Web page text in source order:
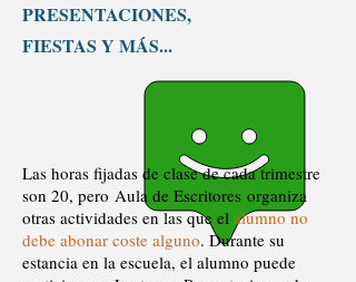
PRESENTACIONES,
FIESTAS Y MÁS...
Las horas fijadas de clase de cada trimestre
son 20, pero Aula de Escritores organiza
otras actividades en las que el alumno no
debe abonar coste alguno. Durante su
estancia en la escuela, el alumno puede